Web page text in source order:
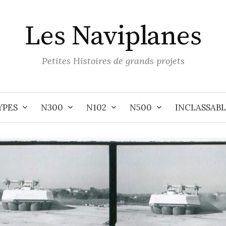
Les Naviplanes
Petites Histoires de grands projets
N300 N102 N500